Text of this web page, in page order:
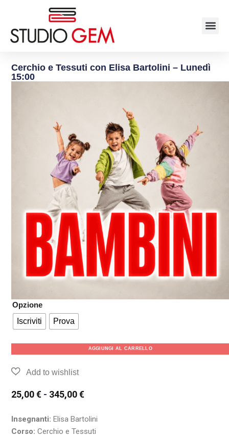
Cerchio e Tessuti con Elisa Bartolini – Lunedì
15:00
Opzione
Iscriviti
Prova
AGGIUNGI AL CARRELLO
25,00€ - 345,00€
Insegnanti: Elisa Bartolini
Corso: Cerchio e Tessuti